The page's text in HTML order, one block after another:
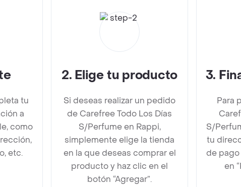
tu
a
como
etc.
2. Elige tu producto
Si deseas realizar un pedido
de Carefree Todo Los Días
S/Perfume en Rappi,
simplemente elige la tienda
en la que deseas comprar el
producto y haz clic en el
botón “Agregar”.
3.
Para
S/
tu
de
en